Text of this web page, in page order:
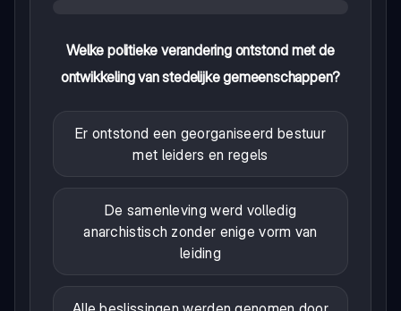
Welke politieke verandering ontstond met de
ontwikkeling van stedelijke gemeenschappen?
Er ontstond een georganiseerd bestuur
met leiders en regels
De samenleving werd volledig
anarchistisch zonder enige vorm van
leiding